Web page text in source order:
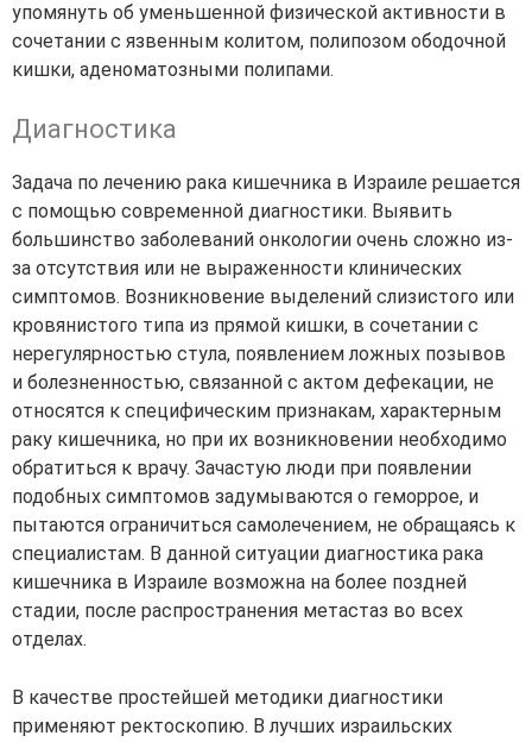
упомянуть об уменьшенной физической активности в
сочетании с язвенным колитом, полипозом ободочной
кишки, аденоматозными полипами.
Диагностика
Задача по лечению рака кишечника в Израиле решается
с помощью современной диагностики. Выявить
большинство заболеваний онкологии очень сложно из-
за отсутствия или не выраженности клинических
симптомов. Возникновение выделений слизистого или
кровянистого типа из прямой кишки, в сочетании с
нерегулярностью стула, появлением ложных позывов
и болезненностью, связанной с актом дефекации, не
относятся к специфическим признакам, характерным
раку кишечника, но при их возникновении необходимо
обратиться к врачу. Зачастую люди при появлении
подобных симптомов задумываются о геморрое, и
пытаются ограничиться самолечением, не обращаясь к
специалистам. В данной ситуации диагностика рака
кишечника в Израиле возможна на более поздней
стадии, после распространения метастаз во всех
отделах.
В качестве простейшей методики диагностики
применяют ректоскопию. В лучших израильских